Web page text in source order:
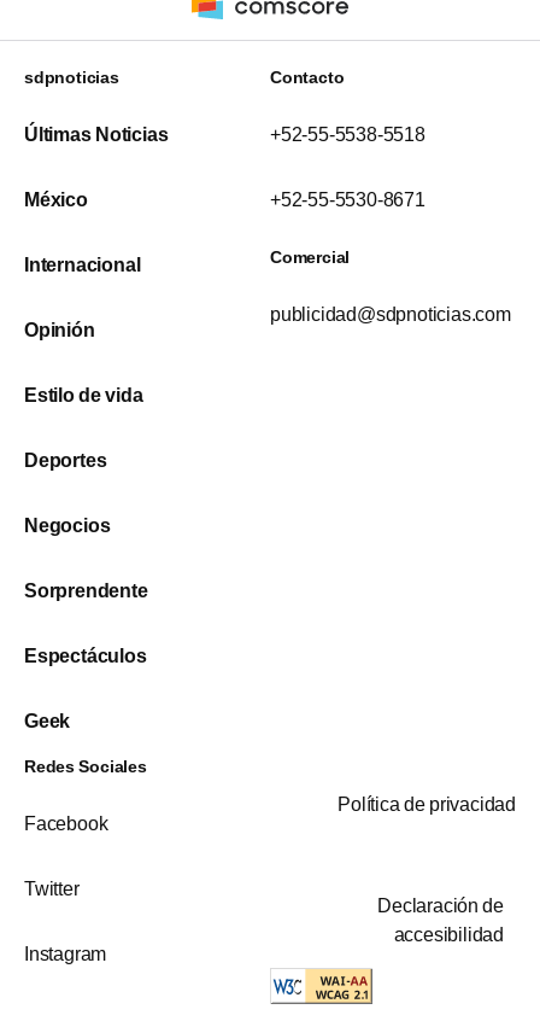
sdpnoticias
Últimas Noticias
México
Internacional
Opinión
Estilo de vida
Deportes
Negocios
Sorprendente
Espectáculos
Geek
Contacto
+52-55-5538-5518
+52-55-5530-8671
Comercial
publicidad@sdpnoticias.com
Redes Sociales
Facebook
Twitter
Instagram
Política de privacidad
Declaración de
accesibilidad